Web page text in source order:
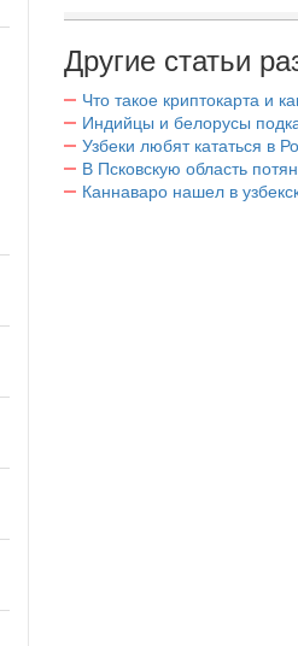
Другие статьи
Что такое криптокарта и
Индийцы и белорусы
Узбеки любят кататься в
В Псковскую область
Каннаваро нашел в